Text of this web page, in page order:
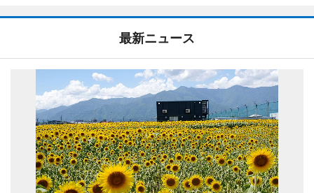
最新ニュース